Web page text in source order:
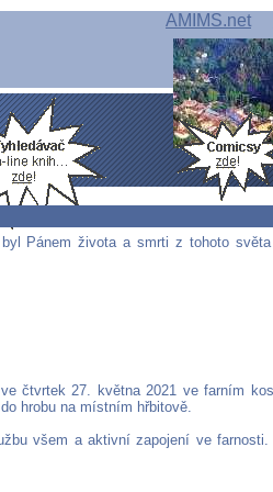
AMIMS.net
Pánem života a smrti z tohoto světa
čtvrtek 27. května 2021 ve farním
hrobu na místním hřbitově.
všem a aktivní zapojení ve